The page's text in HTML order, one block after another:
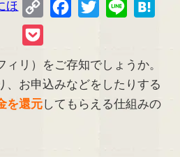
Copy
Facebook
Twitter Line
リ）をご存知でしょうか。
、お申込みなどをしたりする
を還元してもらえる仕組みの